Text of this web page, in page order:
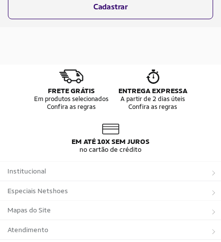
Cadastrar
FRETE GRÁTIS
Em produtos selecionados
Confira as regras
ENTREGA EXPRESSA
A partir de 2 dias úteis
Confira as regras
EM ATÉ 10X SEM JUROS
no cartão de crédito
Institucional
Sobre a Netshoes
Política de Privacidade
Programa de Afiliados
Especiais Netshoes
Suplementos
Corrida
Mapas do Site
Marcas
Atendimento